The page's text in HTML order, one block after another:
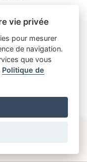
vie privée
pour mesurer
de navigation.
que vous
Politique de